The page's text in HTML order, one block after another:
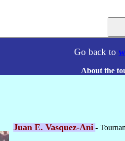
Go back to
About the
Juan E. Vasquez-Ani -